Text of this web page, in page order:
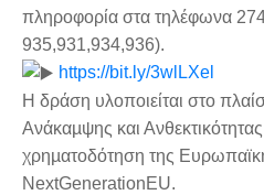
πληροφορία στα τηλέφωνα
935,931,934,936).
https://bit.ly/3wlLXel
Η δράση υλοποιείται στο
Ανάκαµψης και
χρηµατοδότηση της
NextGenerationEU.